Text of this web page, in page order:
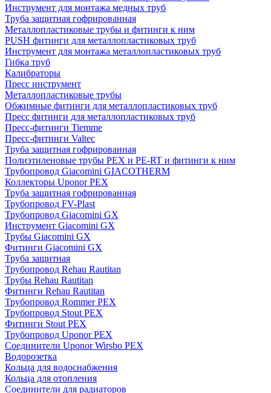
Инструмент для монтажа медных труб
Труба защитная гофрированная
Металлопластиковые трубы и фитинги к ним
PUSH фитинги для металлопластиковых труб
Инструмент для монтажа металлопластиковых труб
Гибка труб
Калибраторы
Пресс инструмент
Металлопластиковые трубы
Обжимные фитинги для металлопластиковых труб
Пресс фитинги для металлопластиковых труб
Пресс-фитинги Tiemme
Пресс-фитинги Valtec
Труба защитная гофрированная
Полиэтиленовые трубы PEX и PE-RT и фитинги к ним
Трубопровод Giacomini GIACOTHERM
Коллекторы Uponor PEX
Труба защитная гофрированная
Трубопровод FV-Plast
Трубопровод Giacomini GX
Инструмент Giacomini GX
Трубы Giacomini GX
Фитинги Giacomini GX
Труба защитная
Трубопровод Rehau Rautitan
Трубы Rehau Rautitan
Фитинги Rehau Rautitan
Трубопровод Rommer PEX
Трубопровод Stout PEX
Фитинги Stout PEX
Трубопровод Uponor PEX
Соединители Uponor Wirsbo PEX
Водорозетка
Кольца для водоснабжения
Кольца для отопления
Соединители для радиаторов